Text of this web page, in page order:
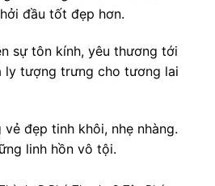
đầu tốt đẹp hơn.
sự tôn kính, yêu thương tới
ly tượng trưng cho tương lai
đẹp tinh khôi, nhẹ nhàng.
linh hồn vô tội.